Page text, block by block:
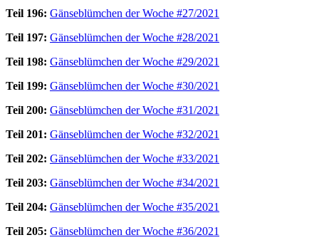
Teil 196: Gänseblümchen der Woche #27/2021
Teil 197: Gänseblümchen der Woche #28/2021
Teil 198: Gänseblümchen der Woche #29/2021
Teil 199: Gänseblümchen der Woche #30/2021
Teil 200: Gänseblümchen der Woche #31/2021
Teil 201: Gänseblümchen der Woche #32/2021
Teil 202: Gänseblümchen der Woche #33/2021
Teil 203: Gänseblümchen der Woche #34/2021
Teil 204: Gänseblümchen der Woche #35/2021
Teil 205: Gänseblümchen der Woche #36/2021